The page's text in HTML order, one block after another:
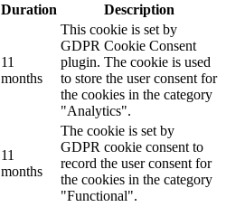
Duration Description
11
months
This cookie is set by
GDPR Cookie Consent
plugin. The cookie is used
to store the user consent for
the cookies in the category
"Analytics".
11
months
The cookie is set by
GDPR cookie consent to
record the user consent for
the cookies in the category
"Functional".